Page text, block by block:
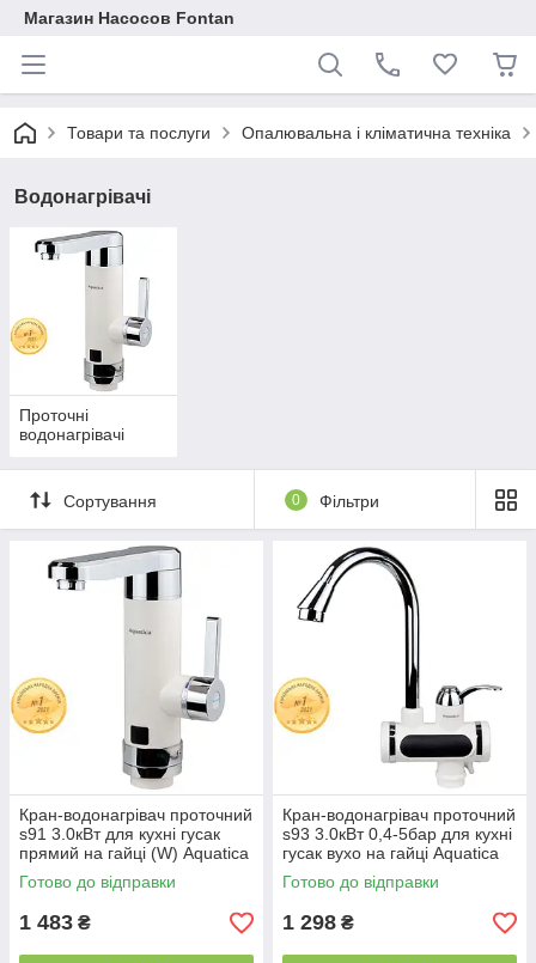
Магазин Насосов Fontan
Товари та послуги Опалювальна і кліматична техніка
Водонагрівачі
Проточні
водонагрівачі
Сортування 0 Фільтри
Кран-водонагрівач проточний
s91 3.0кВт для кухні гусак
прямий на гайці (W) Aquatica
(HZ-6B243W) 9791123
Готово до відправки
1 483 ₴
Кран-водонагрівач проточний
s93 3.0кВт 0,4-5бар для кухні
гусак вухо на гайці Aquatica
(JZ-6B141W) 9793103
Готово до відправки
1 298 ₴